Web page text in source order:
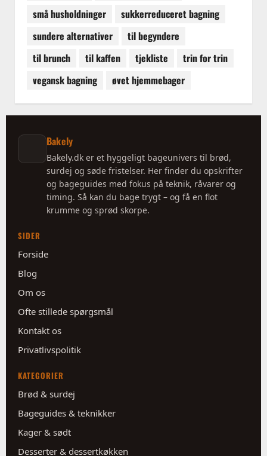
små husholdninger
sukkerreduceret bagning
sundere alternativer
til begyndere
til brunch
til kaffen tjekliste
trin for trin
vegansk bagning
øvet hjemmebager
Bakely
Bakely.dk er et hyggeligt bageunivers til brød,
surdej og søde fristelser. Her finder du opskrifter
og bageguides med fokus på teknik, råvarer og
timing. Så kan du bage trygt – og få en flot
krumme og sprød skorpe.
SIDER
Forside
Blog
Om os
Ofte stillede spørgsmål
Kontakt os
Privatlivspolitik
KATEGORIER
Brød & surdej
Bageguides & teknikker
Kager & sødt
Desserter & dessertkøkken